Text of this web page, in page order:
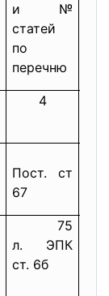
и №
статей
по
перечню
4
Пост. ст
67
75
л. ЭПК
ст. 6б